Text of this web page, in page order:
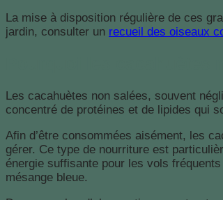
La mise à disposition régulière de ces
jardin, consulter un recueil des oiseaux
Les cacahuètes non salées, souvent
concentré de protéines et de lipides qui
Afin d’être consommées aisément, les
gérer. Ce type de nourriture est
énergie suffisante pour les vols
mésange bleue.